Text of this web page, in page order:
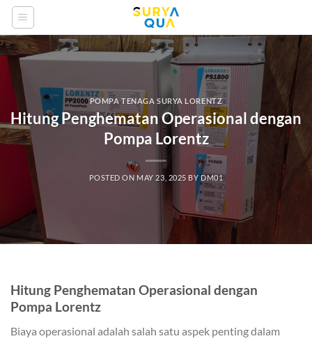
Skip
content
POMPA TENAGA SURYA LORENTZ
Hitung Penghematan Operasional dengan
Pompa Lorentz
POSTED ON MAY 23, 2025 BYDM01
Hitung Penghematan Operasional dengan
Pompa Lorentz
Biaya operasional adalah salah satu aspek penting dalam